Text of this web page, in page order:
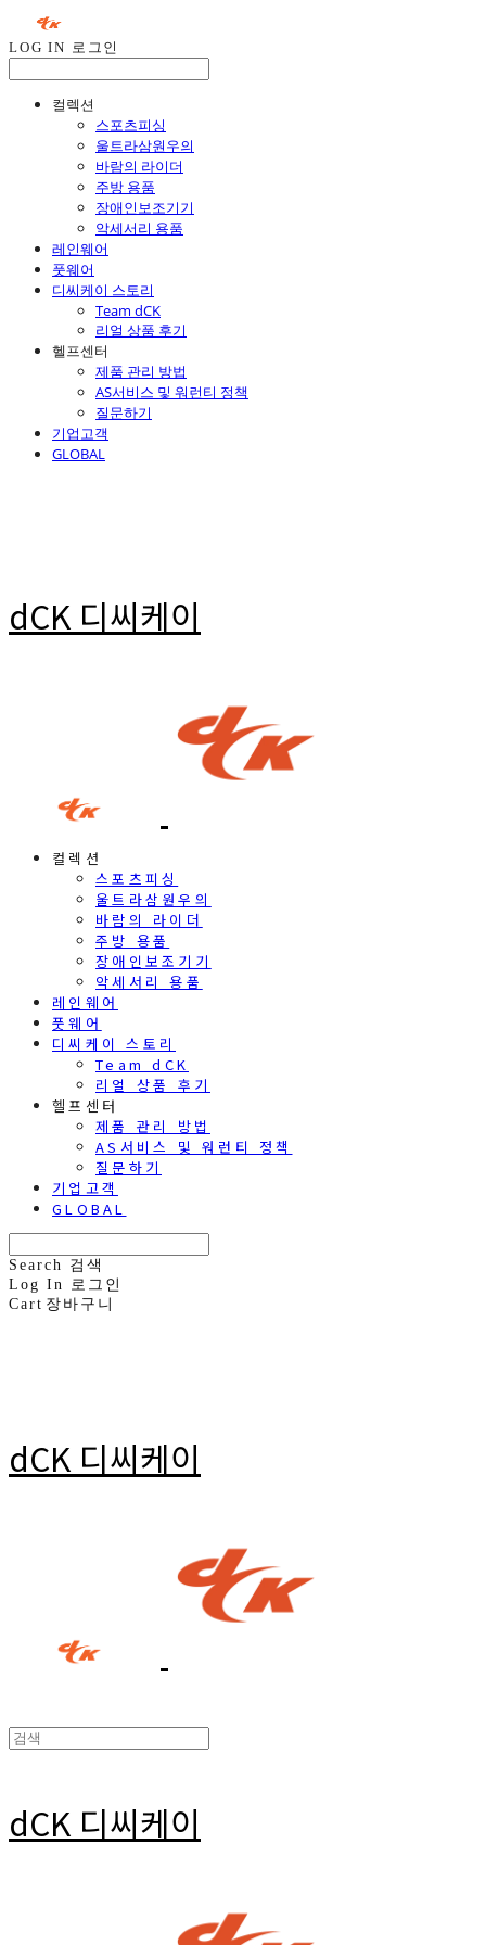
LOG IN 로그인
컬렉션
스포츠피싱
울트라삼원우의
바람의 라이더
주방 용품
장애인보조기기
악세서리 용품
레인웨어
풋웨어
디씨케이 스토리
Team dCK
리얼 상품 후기
헬프센터
제품 관리 방법
AS서비스 및 워런티 정책
질문하기
기업고객
GLOBAL
dCK 디씨케이
컬렉션
스포츠피싱
울트라삼원우의
바람의 라이더
주방 용품
장애인보조기기
악세서리 용품
레인웨어
풋웨어
디씨케이 스토리
Team dCK
리얼 상품 후기
헬프센터
제품 관리 방법
AS서비스 및 워런티 정책
질문하기
기업고객
GLOBAL
Search 검색
Log In 로그인
Cart 장바구니
dCK 디씨케이
dCK 디씨케이